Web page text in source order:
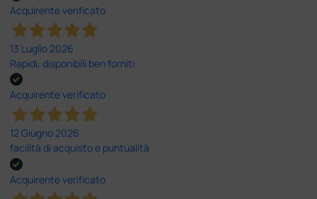
Acquirente verificato
13 Luglio 2026
Rapidi, disponibili ben forniti
Acquirente verificato
12 Giugno 2026
facilità di acquisto e puntualità
Acquirente verificato